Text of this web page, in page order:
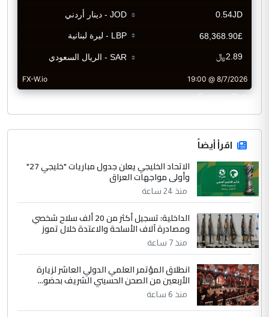
CurrencyRate
اقرأ أيضاً
الاتحاد الخليجي يعلن جدول مباريات "خليجي 27"
وأولى مواجهات العراق
منذ 24 ساعة
الداخلية: تسجيل أكثر من 20 ألف سلاح شخصي
ومصادرة آلاف الأسلحة والاعتدة خلال تموز
منذ 7 ساعة
انطلاق المؤتمر العلمي الدولي العاشر لزيارة
الأربعين من الصحن الحسيني الشريف بحضو...
منذ 6 ساعة